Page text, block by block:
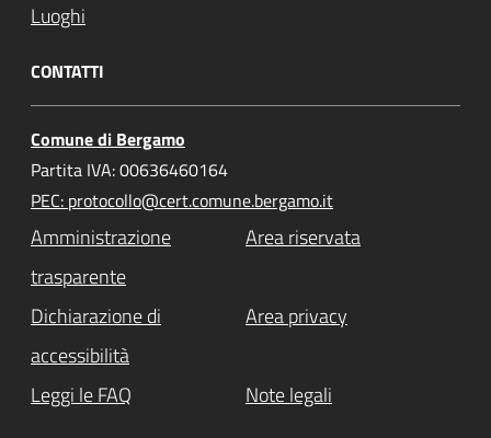
Luoghi
CONTATTI
Comune di Bergamo
Partita IVA: 00636460164
PEC: protocollo@cert.comune.bergamo.it
Amministrazione
trasparente
Area riservata
Dichiarazione di
accessibilità
Area privacy
Leggi le FAQ Note legali